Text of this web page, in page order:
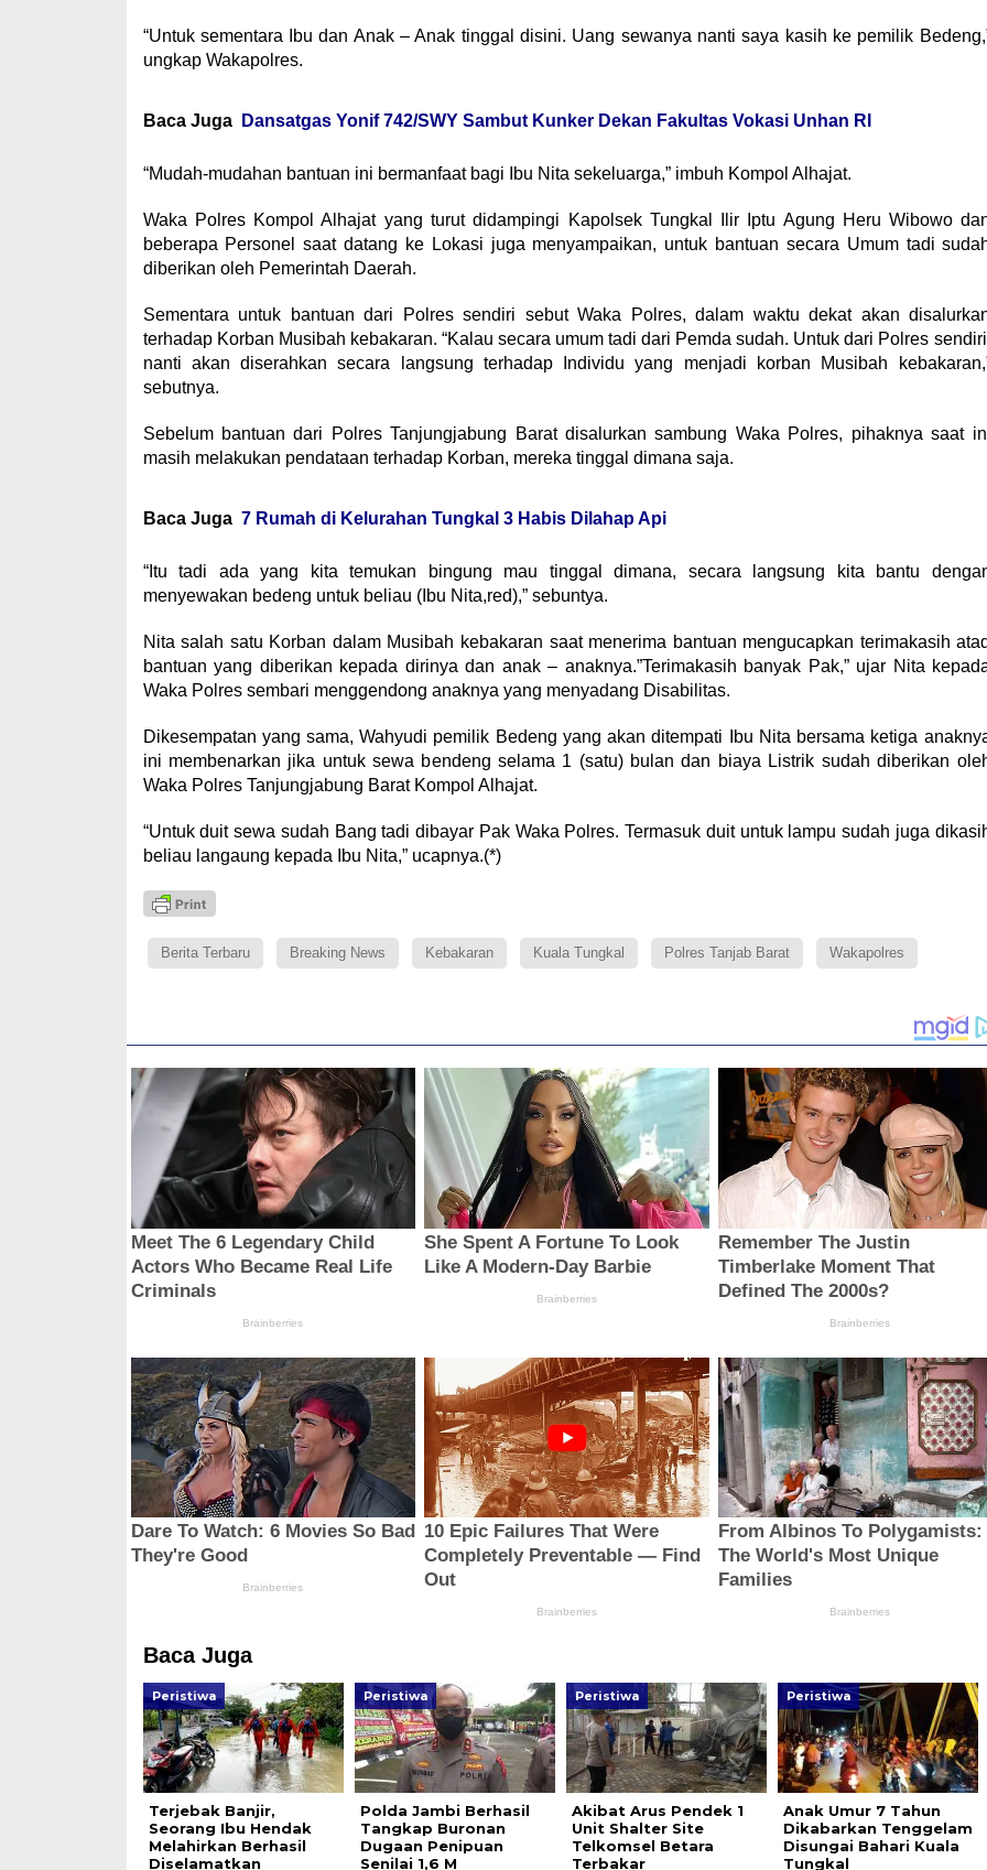
“Untuk sementara Ibu dan Anak – Anak tinggal disini. Uang sewanya nanti saya kasih ke pemilik
ungkap Wakapolres.
Baca Juga Dansatgas Yonif 742/SWY Sambut Kunker Dekan Fakultas Vokasi Unhan RI
“Mudah-mudahan bantuan ini bermanfaat bagi Ibu Nita sekeluarga,” imbuh Kompol Alhajat.
Waka Polres Kompol Alhajat yang turut didampingi Kapolsek Tungkal Ilir Iptu Agung Heru Wibowo
beberapa Personel saat datang ke Lokasi juga menyampaikan, untuk bantuan secara Umum tadi
diberikan oleh Pemerintah Daerah.
Sementara untuk bantuan dari Polres sendiri sebut Waka Polres, dalam waktu dekat akan
terhadap Korban Musibah kebakaran. “Kalau secara umum tadi dari Pemda sudah. Untuk dari Polres
nanti akan diserahkan secara langsung terhadap Individu yang menjadi korban Musibah
sebutnya.
Sebelum bantuan dari Polres Tanjungjabung Barat disalurkan sambung Waka Polres, pihaknya saat
masih melakukan pendataan terhadap Korban, mereka tinggal dimana saja.
Baca Juga 7 Rumah di Kelurahan Tungkal 3 Habis Dilahap Api
“Itu tadi ada yang kita temukan bingung mau tinggal dimana, secara langsung kita bantu
menyewakan bedeng untuk beliau (Ibu Nita,red),” sebuntya.
Nita salah satu Korban dalam Musibah kebakaran saat menerima bantuan mengucapkan terimakasih
bantuan yang diberikan kepada dirinya dan anak – anaknya.”Terimakasih banyak Pak,” ujar Nita
Waka Polres sembari menggendong anaknya yang menyadang Disabilitas.
Dikesempatan yang sama, Wahyudi pemilik Bedeng yang akan ditempati Ibu Nita bersama ketiga
ini membenarkan jika untuk sewa bendeng selama 1 (satu) bulan dan biaya Listrik sudah diberikan
Waka Polres Tanjungjabung Barat Kompol Alhajat.
“Untuk duit sewa sudah Bang tadi dibayar Pak Waka Polres. Termasuk duit untuk lampu sudah juga
beliau langaung kepada Ibu Nita,” ucapnya.(*)
Berita Terbaru Breaking News Kebakaran Kuala Tungkal Polres Tanjab Barat Wakapolres
Baca Juga
Peristiwa
Terjebak Banjir,
Seorang Ibu Hendak
Melahirkan Berhasil
Diselamatkan
Peristiwa
Polda Jambi Berhasil
Tangkap Buronan
Dugaan Penipuan
Senilai 1,6 M
Peristiwa
Akibat Arus Pendek 1
Unit Shalter Site
Telkomsel Betara
Terbakar
Peristiwa
Anak Umur 7 Tahun
Dikabarkan Tenggelam
Disungai Bahari Kuala
Tungkal